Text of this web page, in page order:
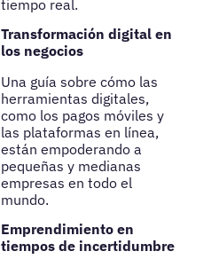
tiempo real.
Transformación digital en
los negocios
Una guía sobre cómo las
herramientas digitales,
como los pagos móviles y
las plataformas en línea,
están empoderando a
pequeñas y medianas
empresas en todo el
mundo.
Emprendimiento en
tiempos de incertidumbre